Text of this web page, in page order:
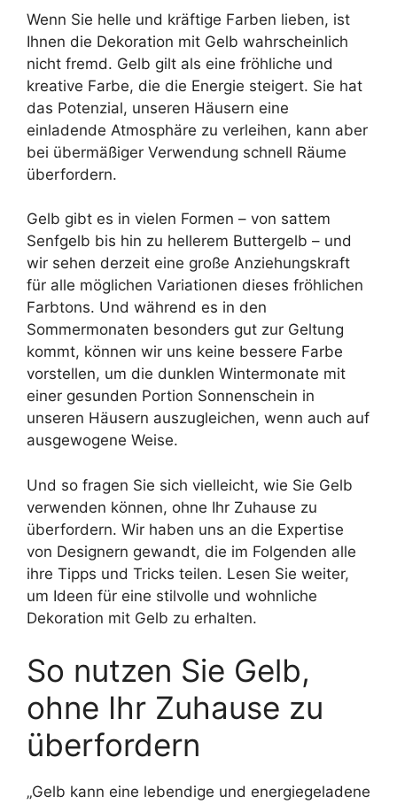
Wenn Sie helle und kräftige Farben lieben, ist
Ihnen die Dekoration mit Gelb wahrscheinlich
nicht fremd. Gelb gilt als eine fröhliche und
kreative Farbe, die die Energie steigert. Sie hat
das Potenzial, unseren Häusern eine
einladende Atmosphäre zu verleihen, kann aber
bei übermäßiger Verwendung schnell Räume
überfordern.
Gelb gibt es in vielen Formen – von sattem
Senfgelb bis hin zu hellerem Buttergelb – und
wir sehen derzeit eine große Anziehungskraft
für alle möglichen Variationen dieses fröhlichen
Farbtons. Und während es in den
Sommermonaten besonders gut zur Geltung
kommt, können wir uns keine bessere Farbe
vorstellen, um die dunklen Wintermonate mit
einer gesunden Portion Sonnenschein in
unseren Häusern auszugleichen, wenn auch auf
ausgewogene Weise.
Und so fragen Sie sich vielleicht, wie Sie Gelb
verwenden können, ohne Ihr Zuhause zu
überfordern. Wir haben uns an die Expertise
von Designern gewandt, die im Folgenden alle
ihre Tipps und Tricks teilen. Lesen Sie weiter,
um Ideen für eine stilvolle und wohnliche
Dekoration mit Gelb zu erhalten.
So nutzen Sie Gelb,
ohne Ihr Zuhause zu
überfordern
„Gelb kann eine lebendige und energiegeladene